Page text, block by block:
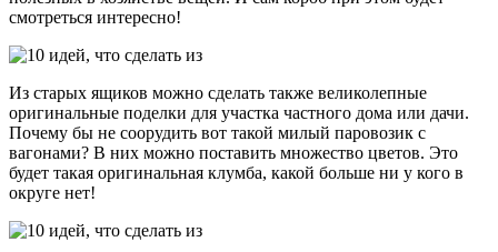
смотреться интересно!
Из старых ящиков можно сделать также великолепные
оригинальные поделки для участка частного дома или дачи.
Почему бы не соорудить вот такой милый паровозик с
вагонами? В них можно поставить множество цветов. Это
будет такая оригинальная клумба, какой больше ни у кого в
округе нет!